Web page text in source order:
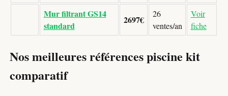
Mur filtrant GS14
standard
2697€
26
ventes/an
Voir
fiche
Nos meilleures références piscine kit
comparatif